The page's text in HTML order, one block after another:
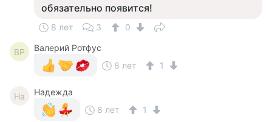
обязательно появится!
8 лет 3 0
ВР
Валерий Ротфус
8 лет
1
На
Надежда
8 лет
1